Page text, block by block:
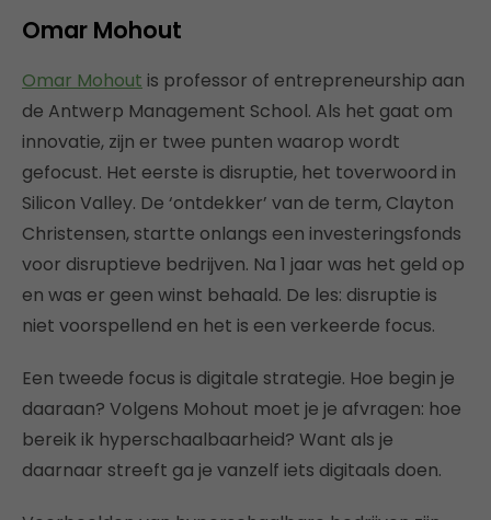
Omar Mohout
Omar Mohout is professor of entrepreneurship aan
de Antwerp Management School. Als het gaat om
innovatie, zijn er twee punten waarop wordt
gefocust. Het eerste is disruptie, het toverwoord in
Silicon Valley. De ‘ontdekker’ van de term, Clayton
Christensen, startte onlangs een investeringsfonds
voor disruptieve bedrijven. Na 1 jaar was het geld op
en was er geen winst behaald. De les: disruptie is
niet voorspellend en het is een verkeerde focus.
Een tweede focus is digitale strategie. Hoe begin je
daaraan? Volgens Mohout moet je je afvragen: hoe
bereik ik hyperschaalbaarheid? Want als je
daarnaar streeft ga je vanzelf iets digitaals doen.